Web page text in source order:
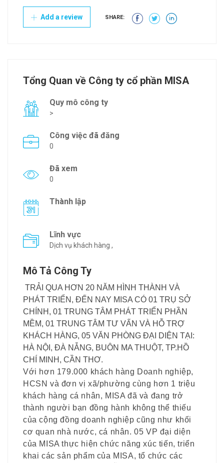
Add a review SHARE:
Tổng Quan về Công ty cổ phần MISA
Quy mô công ty
>
Công việc đã đăng
0
Đã xem
0
Thành lập
Lĩnh vực
Dịch vụ khách hàng ,
Mô Tả Công Ty
TRẢI QUA HƠN 20 NĂM HÌNH THÀNH VÀ
PHÁT TRIỂN, ĐẾN NAY MISA CÓ 01 TRỤ SỞ
CHÍNH, 01 TRUNG TÂM PHÁT TRIỂN PHẦN
MỀM, 01 TRUNG TÂM TƯ VẤN VÀ HỖ TRỢ
KHÁCH HÀNG, 05 VĂN PHÒNG ĐẠI DIỆN TẠI:
HÀ NỘI, ĐÀ NẴNG, BUÔN MA THUỘT, TP.HỒ
CHÍ MINH, CẦN THƠ.
Với hơn 179.000 khách hàng Doanh nghiệp,
HCSN và đơn vị xã/phường cùng hơn 1 triệu
khách hàng cá nhân, MISA đã và đang trở
thành người bạn đồng hành không thể thiếu
của cộng đồng doanh nghiệp cũng như khối
cơ quan nhà nước, cá nhân. 05 VP đại diện
của MISA thực hiện chức năng xúc tiến, triển
khai các sản phẩm của MISA, tổ chức các